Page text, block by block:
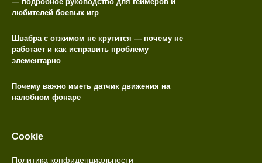
любителей боевых игр
Швабра с отжимом не крутится — почему не
работает и как исправить проблему
элементарно
Почему важно иметь датчик движения на
налобном фонаре
Cookie
Политика конфиденциальности